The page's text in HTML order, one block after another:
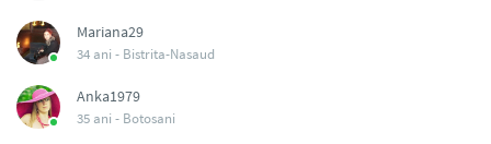
Mariana29
34 ani - Bistrita-Nasaud
Anka1979
35 ani - Botosani